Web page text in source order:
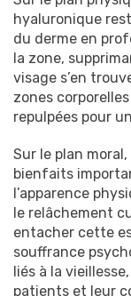
hyaluronique
du derme en
la zone,
visage s’en
zones
repulpées pour
Sur le plan
bienfaits
l’apparence
le relâchement
entacher cette
souffrance
liés à la
patients et leur